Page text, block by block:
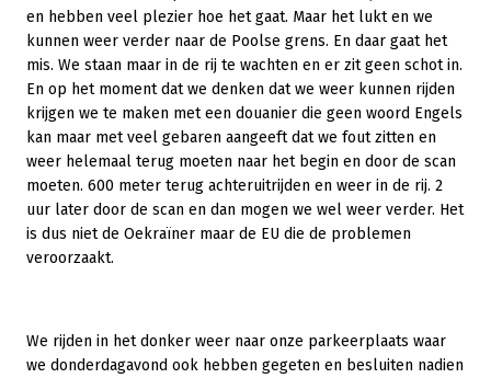
en hebben veel plezier hoe het gaat. Maar het lukt en we
kunnen weer verder naar de Poolse grens. En daar gaat het
mis. We staan maar in de rij te wachten en er zit geen schot in.
En op het moment dat we denken dat we weer kunnen rijden
krijgen we te maken met een douanier die geen woord Engels
kan maar met veel gebaren aangeeft dat we fout zitten en
weer helemaal terug moeten naar het begin en door de scan
moeten. 600 meter terug achteruitrijden en weer in de rij. 2
uur later door de scan en dan mogen we wel weer verder. Het
is dus niet de Oekraïner maar de EU die de problemen
veroorzaakt.
We rijden in het donker weer naar onze parkeerplaats waar
we donderdagavond ook hebben gegeten en besluiten nadien